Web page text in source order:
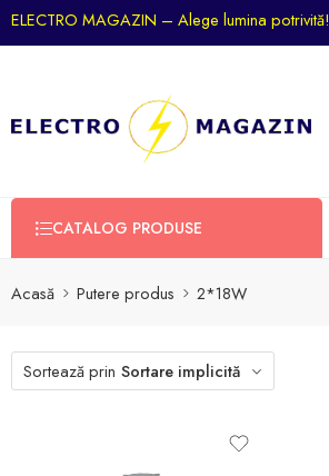
ELECTRO MAGAZIN – Alege lumina potrivită!
CATALOG PRODUSE
Acasă Putere produs 2*18W
Sortează prin Sortare implicită